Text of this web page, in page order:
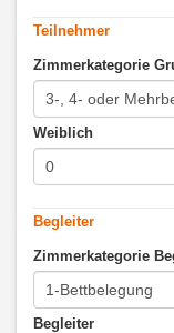
Teilnehmer
Zimmerkategorie
Weiblich
Begleiter
Zimmerkategorie
Begleiter